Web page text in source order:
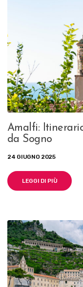
Amalfi:
da Sogno
24 GIUGNO 2025
LEGGI DI PIÙ